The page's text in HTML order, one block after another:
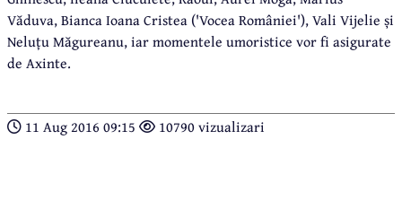
Văduva, Bianca Ioana Cristea ('Vocea României'), Vali Vijelie și
Neluțu Măgureanu, iar momentele umoristice vor fi asigurate
de Axinte.
11 Aug 2016 09:15 10790 vizualizari